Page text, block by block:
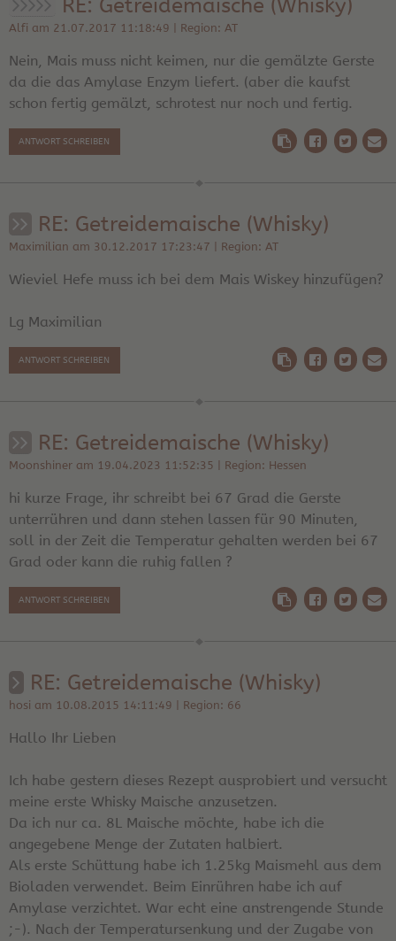
RE: Getreidemaische (Whisky)
Alfi am 21.07.2017 11:18:49 | Region: AT
Nein, Mais muss nicht keimen, nur die gemälzte Gerste
da die das Amylase Enzym liefert. (aber die kaufst
schon fertig gemälzt, schrotest nur noch und fertig.
ANTWORT SCHREIBEN
RE: Getreidemaische (Whisky)
Maximilian am 30.12.2017 17:23:47 | Region: AT
Wieviel Hefe muss ich bei dem Mais Wiskey hinzufügen?
Lg Maximilian
ANTWORT SCHREIBEN
RE: Getreidemaische (Whisky)
Moonshiner am 19.04.2023 11:52:35 | Region: Hessen
hi kurze Frage, ihr schreibt bei 67 Grad die Gerste
unterrühren und dann stehen lassen für 90 Minuten,
soll in der Zeit die Temperatur gehalten werden bei 67
Grad oder kann die ruhig fallen ?
ANTWORT SCHREIBEN
RE: Getreidemaische (Whisky)
hosi am 10.08.2015 14:11:49 | Region: 66
Hallo Ihr Lieben
Ich habe gestern dieses Rezept ausprobiert und versucht
meine erste Whisky Maische anzusetzen.
Da ich nur ca. 8L Maische möchte, habe ich die
angegebene Menge der Zutaten halbiert.
Als erste Schüttung habe ich 1.25kg Maismehl aus dem
Bioladen verwendet. Beim Einrühren habe ich auf
Amylase verzichtet. War echt eine anstrengende Stunde
;-). Nach der Temperatursenkung und der Zugabe von